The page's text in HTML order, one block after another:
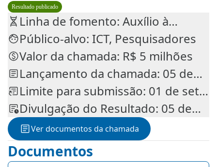
Resultado publicado
Linha de fomento: Auxílio à
Divulgação Científica
Público-alvo: ICT, Pesquisadores
Valor da chamada: R$ 5 milhões
Lançamento da chamada: 05 de
mai. de 2025
Limite para submissão: 01 de set.
de 2025
Divulgação do Resultado: 05 de
dez. de 2025 (prev.)
Ver documentos da chamada
Documentos